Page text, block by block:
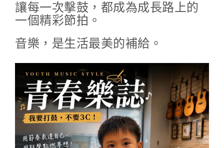
讓每一次擊鼓，都成為成長路上的
一個精彩節拍。
音樂，是生活最美的補給。